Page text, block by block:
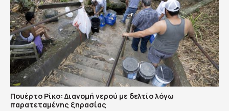
Πουέρτο Ρίκο: Διανομή νερού με δελτίο λόγω
παρατεταμένης ξηρασίας